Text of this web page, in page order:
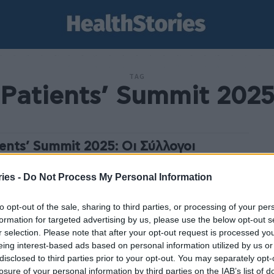
- Do Not Process My Personal Information
opt-out of the sale, sharing to third parties, or processing of your
for targeted advertising by us, please use the below opt-out
selection. Please note that after your opt-out request is processed
interest-based ads based on personal information utilized by us
to third parties prior to your opt-out. You may separately
of your personal information by third parties on the IAB’s list of
TAG
Patients’ Summit 2025
Summit 2025: Οι Σύλλογοι
της Υγείας
επιτυχία ολοκληρώθηκαν οι εργασίες του Patients’
2025, της ετήσιας πανελλαδικής συνάντησης των
ασθενών, που πραγματοποιήθηκε τη Δευτέρα 20
2025,...
Summit 2025 – Η γιορτή των